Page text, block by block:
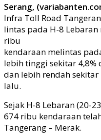
Serang,
Infra Toll Road
lintas pada H-8
ribu
kendaraan melintas
lebih tinggi sekitar
dan lebih rendah
lalu.
Sejak H-8 Lebaran (20-
674 ribu kendaraan
Tangerang – Merak.